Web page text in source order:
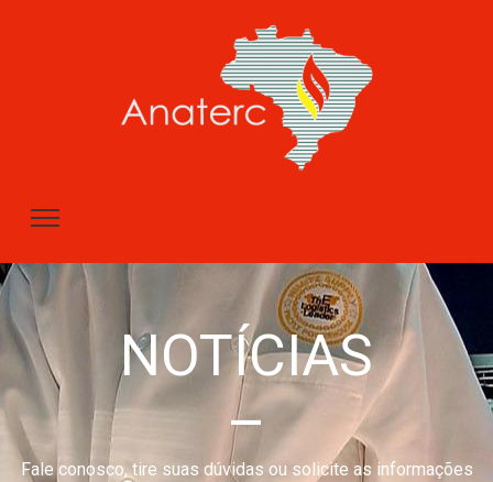
NOTÍCIAS
–
Fale conosco, tire suas dúvidas ou solicite as informações